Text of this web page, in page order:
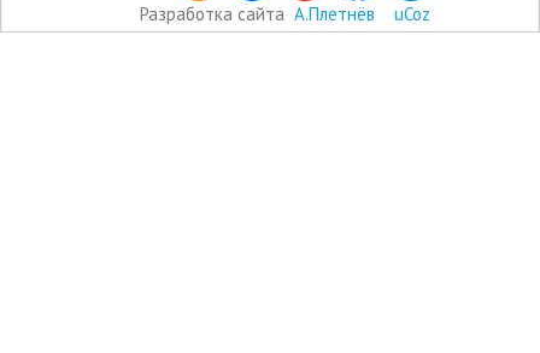
Разработка сайта А.Плетнёв uCoz